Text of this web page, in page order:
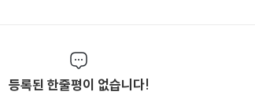
등록된 한줄평이 없습니다!